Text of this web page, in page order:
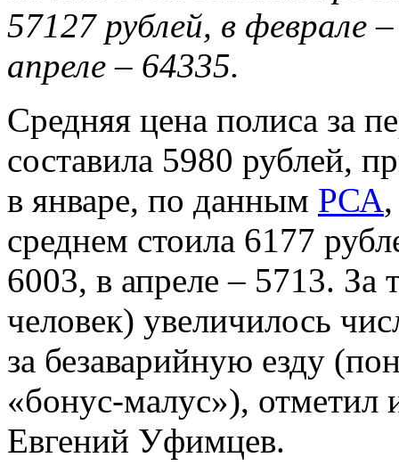
57127 рублей, в феврале
апреле – 64335.
Средняя цена полиса за
составила 5980 рублей,
в январе, по данным РСА
среднем стоила 6177
6003, в апреле – 5713. За
человек) увеличилось
за безаварийную езду
«бонус-малус»), отметил
Евгений Уфимцев.